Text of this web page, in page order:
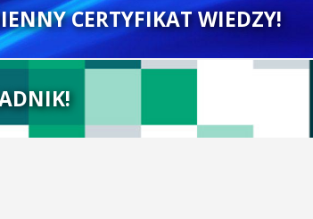
CERTYFIKAT WIEDZY!